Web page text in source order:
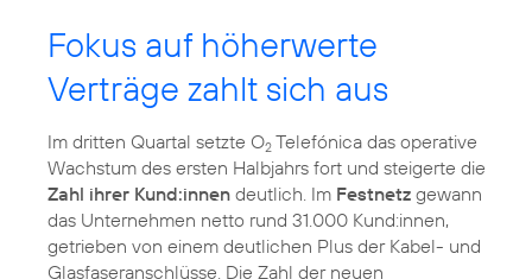
Fokus auf höherwerte
Verträge zahlt sich aus
Im dritten Quartal setzte O2 Telefónica das operative
Wachstum des ersten Halbjahrs fort und steigerte die
Zahl ihrer Kund:innen deutlich. Im Festnetz gewann
das Unternehmen netto rund 31.000 Kund:innen,
getrieben von einem deutlichen Plus der Kabel- und
Glasfaseranschlüsse. Die Zahl der neuen